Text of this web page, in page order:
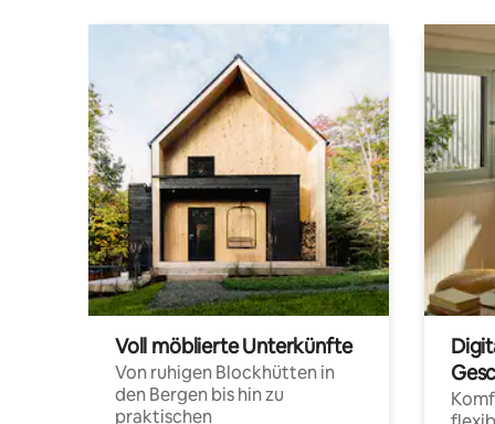
Voll möblierte Unterkünfte
Von ruhigen Blockhütten in
den Bergen bis hin zu
praktischen